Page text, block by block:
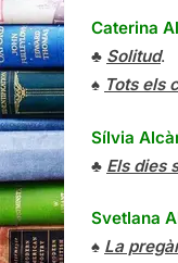
Caterina
♣ Solitud.
♠ Tots els
Sílvia
♣ Els dies
Svetlana
♠ La